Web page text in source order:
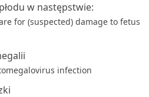
w następstwie:
for (suspected) damage to fetus
infection